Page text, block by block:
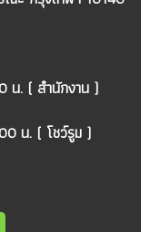
น. ( สำนักงาน )
น. ( โชว์รูม )